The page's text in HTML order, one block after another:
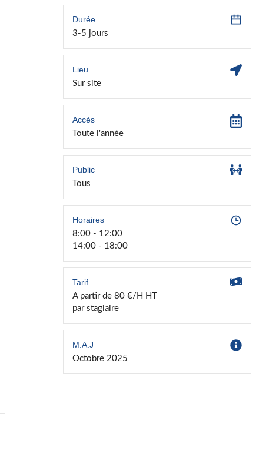
Durée
3-5 jours
Lieu
Sur site
Accès
Toute l'année
Public
Tous
Horaires
8:00 - 12:00
14:00 - 18:00
Tarif
A partir de 80 €/H HT
par stagiaire
M.A.J
Octobre 2025